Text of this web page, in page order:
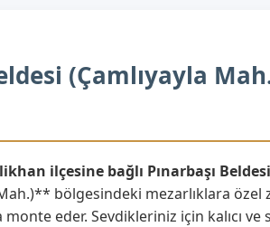
(Çamlıyayla
ilçesine bağlı Pınarbaşı
bölgesindeki mezarlıklara
eder. Sevdikleriniz için kalıcı ve